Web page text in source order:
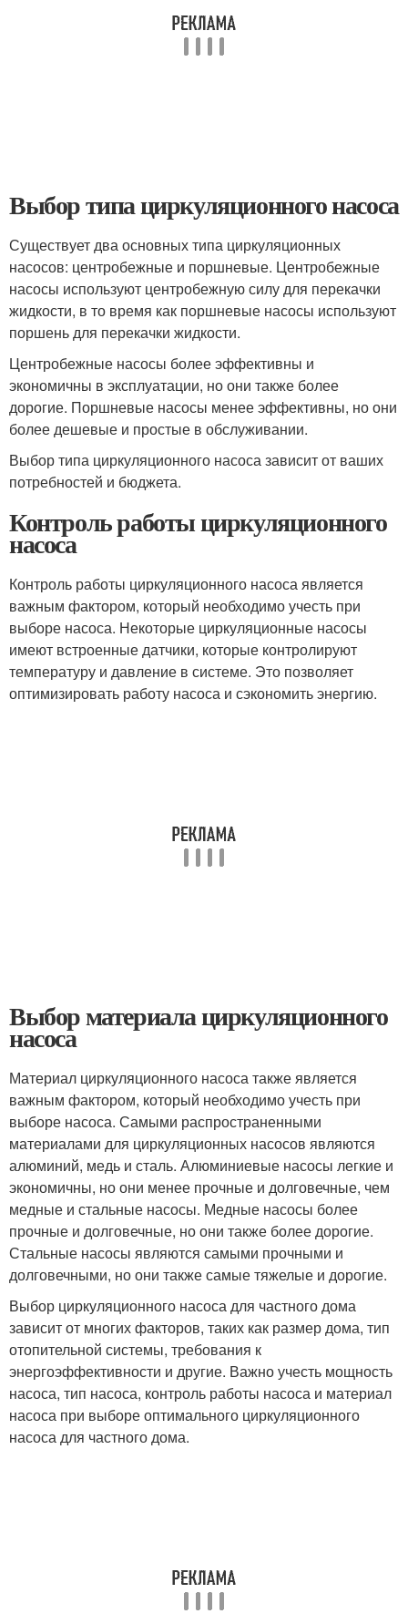
Выбор типа циркуляционного насоса
Существует два основных типа циркуляционных
насосов: центробежные и поршневые. Центробежные
насосы используют центробежную силу для перекачки
жидкости, в то время как поршневые насосы используют
поршень для перекачки жидкости.
Центробежные насосы более эффективны и
экономичны в эксплуатации, но они также более
дорогие. Поршневые насосы менее эффективны, но они
более дешевые и простые в обслуживании.
Выбор типа циркуляционного насоса зависит от ваших
потребностей и бюджета.
Контроль работы циркуляционного
насоса
Контроль работы циркуляционного насоса является
важным фактором, который необходимо учесть при
выборе насоса. Некоторые циркуляционные насосы
имеют встроенные датчики, которые контролируют
температуру и давление в системе. Это позволяет
оптимизировать работу насоса и сэкономить энергию.
Выбор материала циркуляционного
насоса
Материал циркуляционного насоса также является
важным фактором, который необходимо учесть при
выборе насоса. Самыми распространенными
материалами для циркуляционных насосов являются
алюминий, медь и сталь. Алюминиевые насосы легкие и
экономичны, но они менее прочные и долговечные, чем
медные и стальные насосы. Медные насосы более
прочные и долговечные, но они также более дорогие.
Стальные насосы являются самыми прочными и
долговечными, но они также самые тяжелые и дорогие.
Выбор циркуляционного насоса для частного дома
зависит от многих факторов, таких как размер дома, тип
отопительной системы, требования к
энергоэффективности и другие. Важно учесть мощность
насоса, тип насоса, контроль работы насоса и материал
насоса при выборе оптимального циркуляционного
насоса для частного дома.